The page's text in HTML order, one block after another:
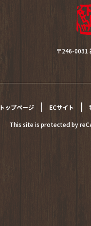
トップページ ECサイト
This site is protected by
〒246-0031